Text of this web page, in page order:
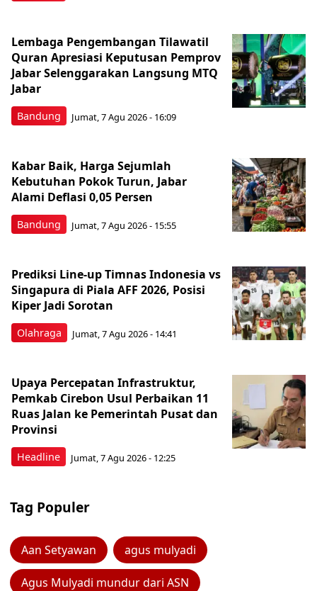
Bandung
Lembaga Pengembangan Tilawatil
Quran Apresiasi Keputusan Pemprov
Jabar Selenggarakan Langsung MTQ
Jabar
Jumat, 7 Agu 2026 - 16:09
Bandung
Kabar Baik, Harga Sejumlah
Kebutuhan Pokok Turun, Jabar
Alami Deflasi 0,05 Persen
Jumat, 7 Agu 2026 - 15:55
Olahraga
Prediksi Line-up Timnas Indonesia vs
Singapura di Piala AFF 2026, Posisi
Kiper Jadi Sorotan
Jumat, 7 Agu 2026 - 14:41
Headline
Upaya Percepatan Infrastruktur,
Pemkab Cirebon Usul Perbaikan 11
Ruas Jalan ke Pemerintah Pusat dan
Provinsi
Jumat, 7 Agu 2026 - 12:25
Tag Populer
Aan Setyawan agus mulyadi
Agus Mulyadi mundur dari ASN